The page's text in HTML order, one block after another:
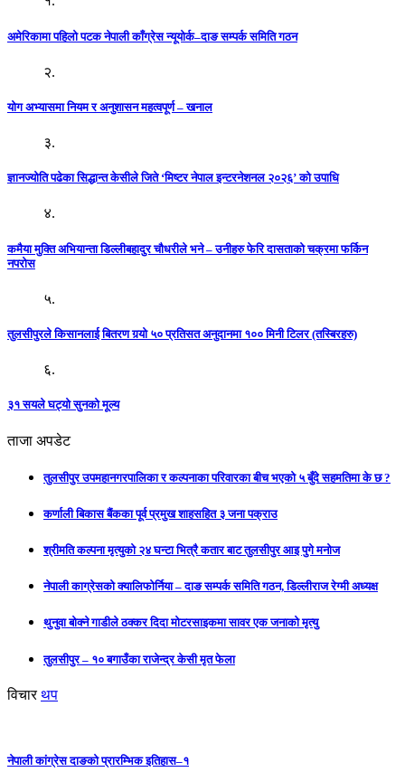
अमेरिकामा पहिलो पटक नेपाली काँग्रेस न्यूयोर्क–दाङ सम्पर्क समिति गठन
२.
योग अभ्यासमा नियम र अनुशासन महत्वपूर्ण – खनाल
३.
ज्ञानज्योति पढेका सिद्धान्त केसीले जिते ‘मिष्टर नेपाल इन्टरनेशनल २०२६’ को उपाधि
४.
कमैया मुक्ति अभियान्ता डिल्लीबहादुर चौधरीले भने – उनीहरु फेरि दासताको चक्रमा फर्किन
नपरोस
५.
तुलसीपुरले किसानलाई बितरण गर्‍यो ५० प्रतिसत अनुदानमा १०० मिनी टिलर (तस्बिरहरु)
६.
३१ सयले घट्यो सुनको मूल्य
ताजा अपडेट
तुलसीपुर उपमहानगरपालिका र कल्पनाका परिवारका बीच भएको ५ बुँदे सहमतिमा के छ ?
कर्णाली बिकास बैंकका पूर्व प्रमुख शाहसहित ३ जना पक्राउ
श्रीमति कल्पना मृत्युको २४ घन्टा भित्रै कतार बाट तुलसीपुर आइ पुगे मनोज
नेपाली काग्रेसको क्यालिफोर्निया – दाङ सम्पर्क समिति गठन, डिल्लीराज रेग्मी अध्यक्ष
थुनुवा बोक्ने गाडीले ठक्कर दिदा मोटरसाइकमा सावर एक जनाको मृत्यु
तुलसीपुर – १० बगाउँका राजेन्द्र केसी मृत फेला
विचार थप
नेपाली कांग्रेस दाङको प्रारम्भिक इतिहास–१